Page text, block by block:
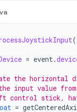
(
= event.
the horizontal
input value
control stick,
=